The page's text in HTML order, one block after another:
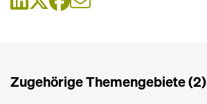
Zugehörige Themengebiete (2)